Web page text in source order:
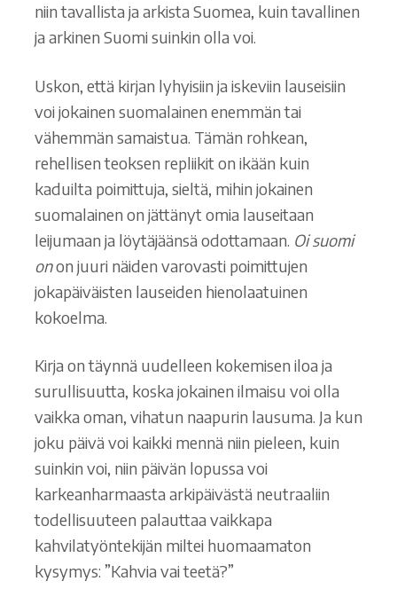
niin tavallista ja arkista Suomea, kuin tavallinen
ja arkinen Suomi suinkin olla voi.
Uskon, että kirjan lyhyisiin ja iskeviin lauseisiin
voi jokainen suomalainen enemmän tai
vähemmän samaistua. Tämän rohkean,
rehellisen teoksen repliikit on ikään kuin
kaduilta poimittuja, sieltä, mihin jokainen
suomalainen on jättänyt omia lauseitaan
leijumaan ja löytäjäänsä odottamaan. Oi suomi
onon juuri näiden varovasti poimittujen
jokapäiväisten lauseiden hienolaatuinen
kokoelma.
Kirja on täynnä uudelleen kokemisen iloa ja
surullisuutta, koska jokainen ilmaisu voi olla
vaikka oman, vihatun naapurin lausuma. Ja kun
joku päivä voi kaikki mennä niin pieleen, kuin
suinkin voi, niin päivän lopussa voi
karkeanharmaasta arkipäivästä neutraaliin
todellisuuteen palauttaa vaikkapa
kahvilatyöntekijän miltei huomaamaton
kysymys: ”Kahvia vai teetä?”